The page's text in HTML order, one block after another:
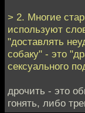
> 2. Многие
используют
"доставлять
собаку" - это
сексуального
дрочить - это
гонять, либо